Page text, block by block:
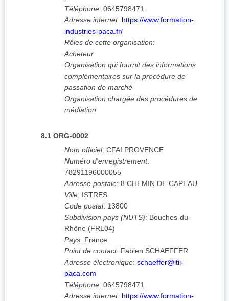
Téléphone: 0645798471
Adresse internet: https://www.formation-
industries-paca.fr/
Rôles de cette organisation:
Acheteur
Organisation qui fournit des informations
complémentaires sur la procédure de
passation de marché
Organisation chargée des procédures de
médiation
8.1 ORG-0002
Nom officiel: CFAI PROVENCE
Numéro d'enregistrement:
78291196000055
Adresse postale: 8 CHEMIN DE CAPEAU
Ville: ISTRES
Code postal: 13800
Subdivision pays (NUTS): Bouches-du-
Rhône (FRL04)
Pays: France
Point de contact: Fabien SCHAEFFER
Adresse électronique: schaeffer@itii-
paca.com
Téléphone: 0645798471
Adresse internet: https://www.formation-